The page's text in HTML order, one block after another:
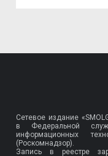
Сетевое издание
в Федеральной
информационных
(Роскомнадзор).
Запись в реестре